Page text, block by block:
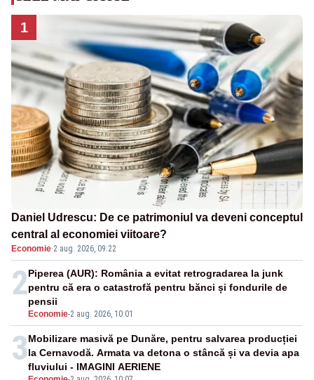
1
Daniel Udrescu: De ce patrimoniul va deveni conceptul
central al economiei viitoare?
Economie·2 aug. 2026, 09:22
2
Economie-2 aug. 2026, 10:01
Piperea (AUR): România a evitat retrogradarea la junk
pentru că era o catastrofă pentru bănci și fondurile de
pensii
3Mobilizare masivă pe Dunăre, pentru salvarea producției
la Cernavodă. Armata va detona o stâncă și va devia apa
fluviului - IMAGINI AERIENE